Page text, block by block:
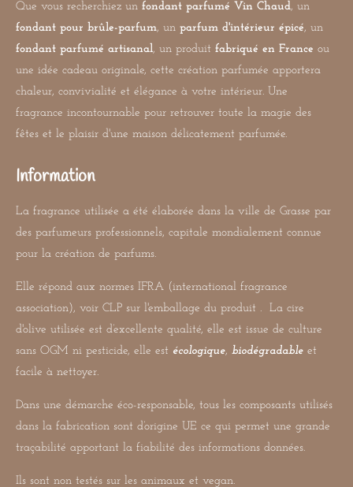
Que vous recherchiez un fondant parfumé Vin Chaud, un
fondant pour brûle-parfum, un parfum d'intérieur épicé, un
fondant parfumé artisanal, un produit fabriqué en France ou
une idée cadeau originale, cette création parfumée apportera
chaleur, convivialité et élégance à votre intérieur. Une
fragrance incontournable pour retrouver toute la magie des
fêtes et le plaisir d'une maison délicatement parfumée.
Information
La fragrance utilisée a été élaborée dans la ville de Grasse par
des parfumeurs professionnels, capitale mondialement connue
pour la création de parfums.
Elle répond aux normes IFRA (international fragrance
association), voir CLP sur l'emballage du produit . La cire
d'olive utilisée est d’excellente qualité, elle est issue de culture
sans OGM ni pesticide, elle est écologique, biodégradable et
facile à nettoyer.
Dans une démarche éco-responsable, tous les composants utilisés
dans la fabrication sont d’origine UE ce qui permet une grande
traçabilité apportant la fiabilité des informations données.
Ils sont non testés sur les animaux et vegan.